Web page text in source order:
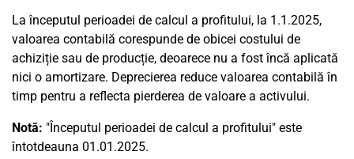
La începutul perioadei de calcul a profitului, la 1.1.2025,
valoarea contabilă corespunde de obicei costului de
achiziție sau de producție, deoarece nu a fost încă aplicată
nici o amortizare. Deprecierea reduce valoarea contabilă în
timp pentru a reflecta pierderea de valoare a activului.
Notă: "Începutul perioadei de calcul a profitului" este
întotdeauna 01.01.2025.